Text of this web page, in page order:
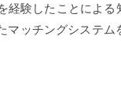
経験したことによる
マッチングシステム